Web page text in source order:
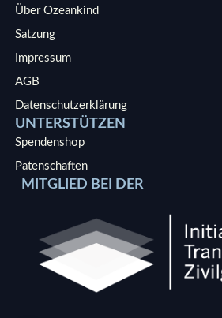
Über Ozeankind
Satzung
Impressum
AGB
Datenschutzerklärung
UNTERSTÜTZEN
Spendenshop
Patenschaften
MITGLIED BEI DER